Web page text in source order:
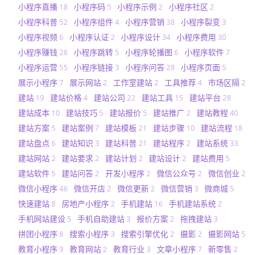
小程序直播 18 小程序码 5 小程序示例 2 小程序社区 2
小程序科普 52 小程序组件4 小程序营销 38 小程序裂变 3
小程序视频6 小程序认证2 小程序设计 34 小程序费用 30
小程序赚钱28 小程序跳转 5 小程序轮播图 6 小程序软件7
小程序运营 55 小程序链接 3 小程序问答28 小程序页面 5
展示小程序7 展示网站2 工作室建站2 工具推荐4 市场区隔2
建站 19 建站价格4 建站公司 22 建站工具 15 建站平台 28
建站成本 10 建站技巧 5 建站报价 5 建站推广2 建站教程40
建站方案 5 建站案例 7 建站模板 21 建站步骤 10 建站流程 18
建站盘点 6 建站知识 3 建站科普21 建站程序2 建站系统 33
建站网站2 建站要求2 建站计划 2 建站设计2 建站费用 5
建站软件 5 建站问答2 开发小程序2 微信公众号 2 微信创业 2
微信小程序46 微信开店2 微信更新2 微信营销 3 微商城 5
快速建站8 房地产小程序2 手机建站 16 手机建站系统2
手机网站建设 5 手机自助建站 3 报价方案2 拖拽建站 3
拼团小程序8 搜索小程序 3 搜索引擎优化2 摄影2 摄影网站 5
教育小程序9 教育网站2 教育行业 3 文章小程序7 新零售 2